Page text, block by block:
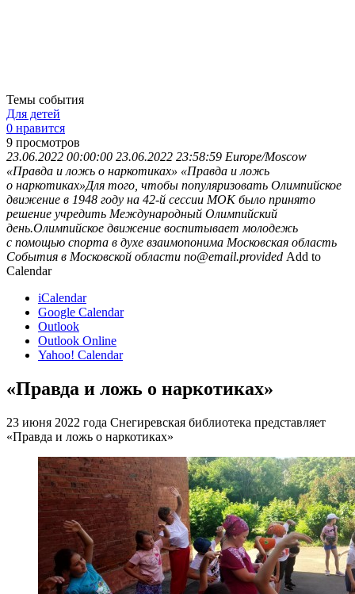
Темы события
Для детей
0 нравится
9 просмотров
23.06.2022 00:00:00 23.06.2022 23:58:59 Europe/Moscow
«Правда и ложь о наркотиках» «Правда и ложь
о наркотиках»Для того, чтобы популяризовать Олимпийское
движение в 1948 году на 42-й сессии МОК было принято
решение учредить Международный Олимпийский
день.Олимпийское движение воспитывает молодежь
с помощью спорта в духе взаимопонима Московская область
События в Московской области no@email.provided Add to
Calendar
iCalendar
Google Calendar
Outlook
Outlook Online
Yahoo! Calendar
«Правда и ложь о наркотиках»
23 июня 2022 года Снегиревская библиотека представляет
«Правда и ложь о наркотиках»